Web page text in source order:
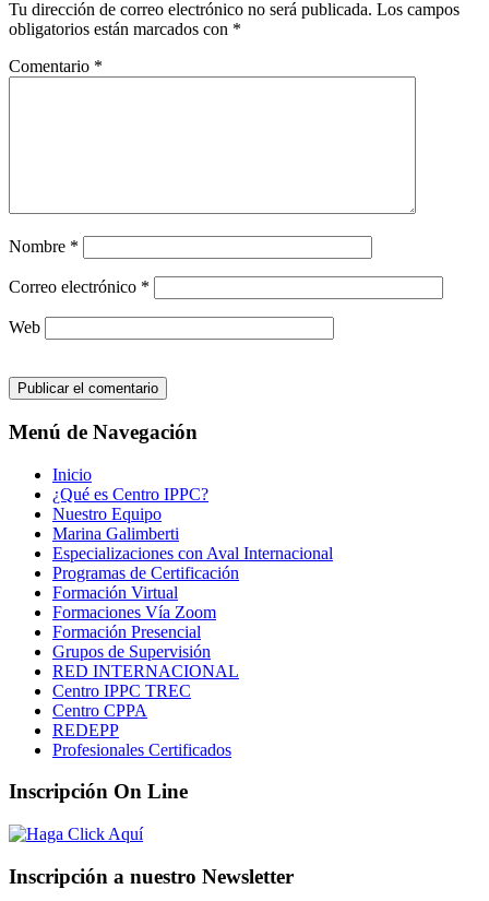
Tu dirección de correo electrónico no será publicada. Los campos
obligatorios están marcados con *
Comentario *
Nombre *
Correo electrónico *
Web
Menú de Navegación
Inicio
¿Qué es Centro IPPC?
Nuestro Equipo
Marina Galimberti
Especializaciones con Aval Internacional
Programas de Certificación
Formación Virtual
Formaciones Vía Zoom
Formación Presencial
Grupos de Supervisión
RED INTERNACIONAL
Centro IPPC TREC
Centro CPPA
REDEPP
Profesionales Certificados
Inscripción On Line
Inscripción a nuestro Newsletter